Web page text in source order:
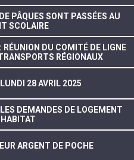
PÂQUES SONT PASSÉES AU
SCOLAIRE
RÉUNION DU COMITÉ DE LIGNE
RÉGIONAUX
28 AVRIL 2025
DEMANDES DE LOGEMENT
ARGENT DE POCHE